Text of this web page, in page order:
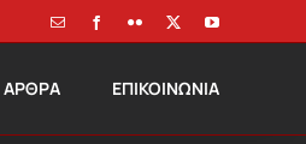
Email FacebookFlickr YouTube
ΑΡΘΡΑ ΕΠΙΚΟΙΝΩΝΙΑ